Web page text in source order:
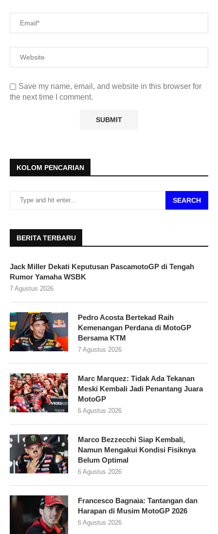
Save my name, email, and website in this browser for
the next time I comment.
KOLOM PENCARIAN
SEARCH
BERITA TERBARU
Jack Miller Dekati Keputusan PascamotoGP di Tengah
Rumor Yamaha WSBK
7 Agustus 2026
Pedro Acosta Bertekad Raih
Kemenangan Perdana di MotoGP
Bersama KTM
7 Agustus 2026
Marc Marquez: Tidak Ada Tekanan
Meski Kembali Jadi Penantang Juara
MotoGP
6 Agustus 2026
Marco Bezzecchi Siap Kembali,
Namun Mengakui Kondisi Fisiknya
Belum Optimal
6 Agustus 2026
Francesco Bagnaia: Tantangan dan
Harapan di Musim MotoGP 2026
6 Agustus 2026